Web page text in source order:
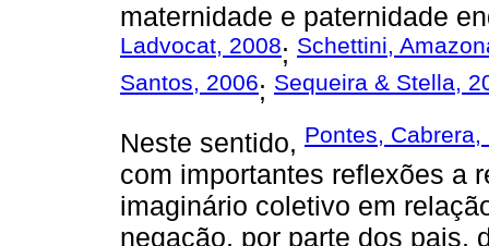
maternidade e paternidade
Ladvocat, 2008; Schettini,
Santos, 2006; Sequeira & Stella,
Neste sentido, Pontes,
com importantes reflexões a
imaginário coletivo em
negação, por parte dos pais,